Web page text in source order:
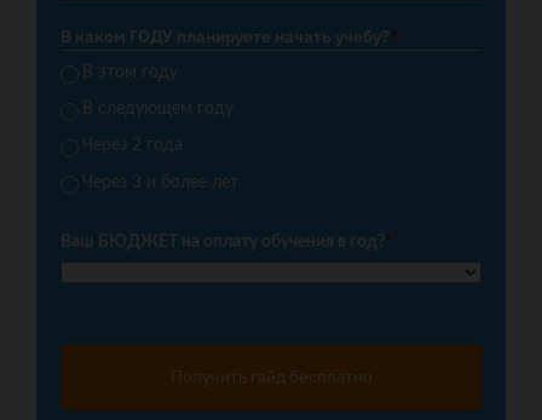
В каком ГОДУ планируете начать учебу?*
В этом году
В следующем году
Через 2 года
Через 3 и более лет
Ваш БЮДЖЕТ на оплату обучения в год?*
Получить гайд бесплатно